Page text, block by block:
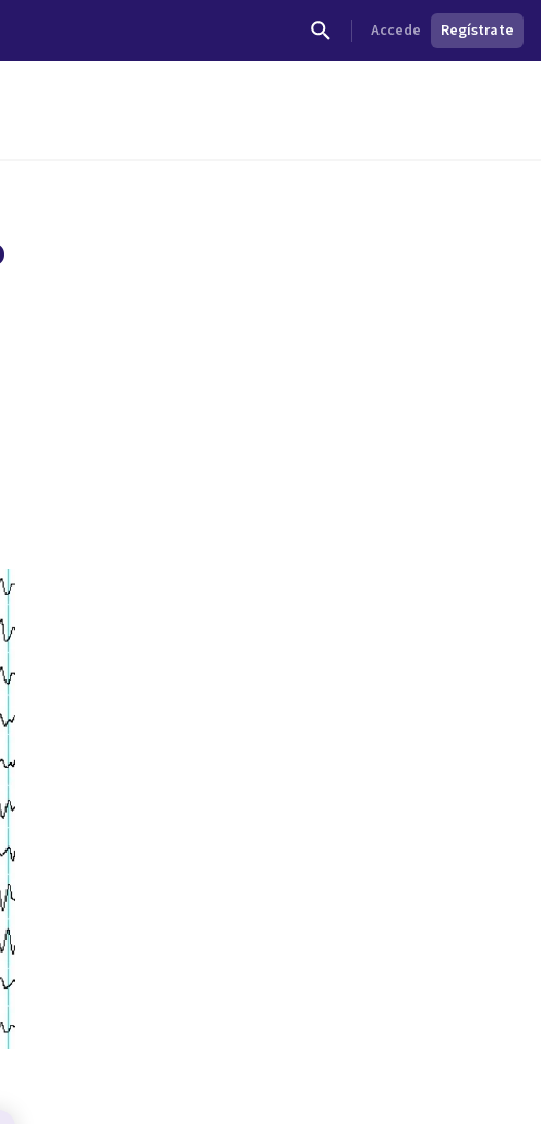
Accede Regístrate